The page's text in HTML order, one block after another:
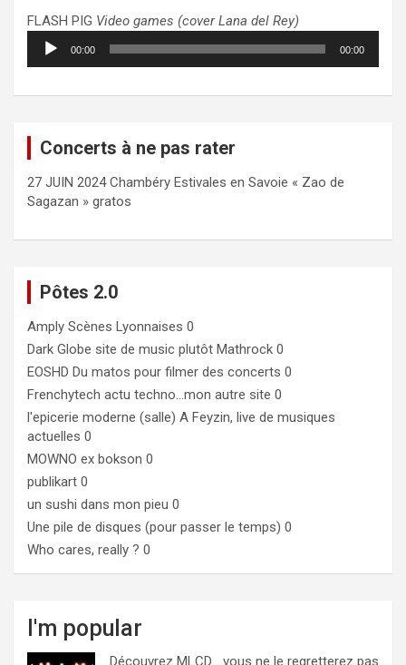
FLASH PIG Video games (cover Lana del Rey)
Lecteur
audio
00:00 00:00
Concerts à ne pas rater
27 JUIN 2024 Chambéry Estivales en Savoie « Zao de
Sagazan » gratos
Pôtes 2.0
Amply Scènes Lyonnaises 0
Dark Globe site de music plutôt Mathrock 0
EOSHD Du matos pour filmer des concerts 0
Frenchytech actu techno…mon autre site 0
l'epicerie moderne (salle) A Feyzin, live de musiques
actuelles 0
MOWNO ex bokson 0
publikart 0
un sushi dans mon pieu 0
Une pile de disques (pour passer le temps) 0
Who cares, really ? 0
I'm popular
Découvrez MLCD… vous ne le regretterez pas